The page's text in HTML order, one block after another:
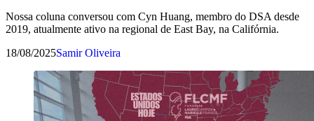
Nossa coluna conversou com Cyn Huang, membro do DSA desde
2019, atualmente ativo na regional de East Bay, na Califórnia.
18/08/2025Samir Oliveira